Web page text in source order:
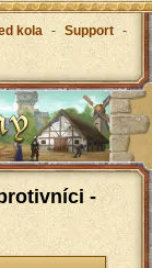
kola - Support -
-